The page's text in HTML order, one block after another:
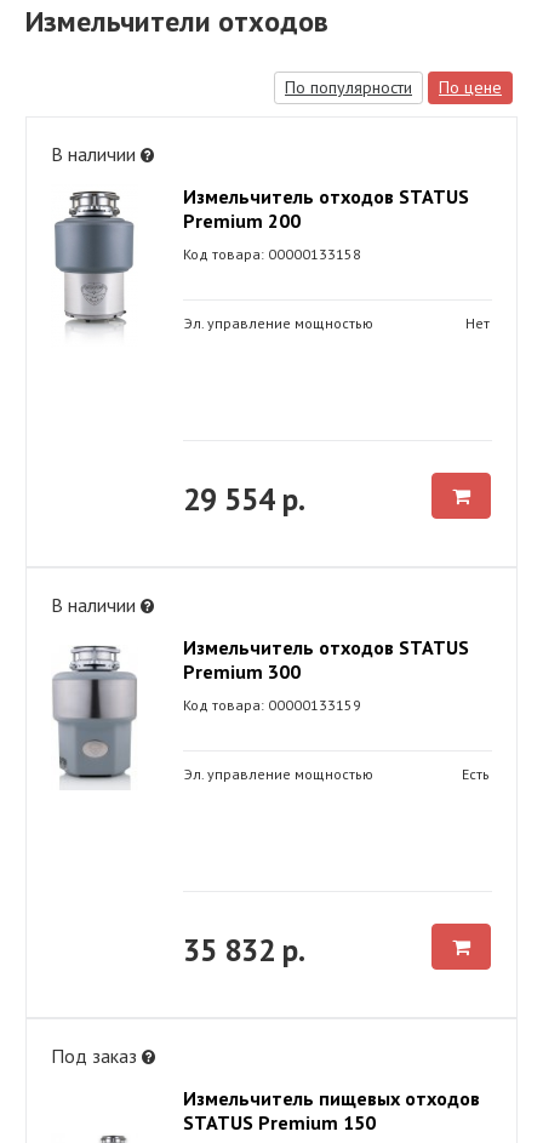
Измельчители отходов
По популярности По цене
В наличии
Измельчитель отходов STATUS
Premium 200
Код товара: 00000133158
Эл. управление мощностью Нет
29 554 р.
В наличии
Измельчитель отходов STATUS
Premium 300
Код товара: 00000133159
Эл. управление мощностью Есть
35 832 р.
Под заказ
Измельчитель пищевых отходов
STATUS Premium 150